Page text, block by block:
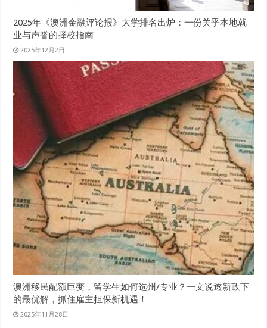
2025年《澳洲金融评论报》大学排名出炉：一份关乎本地就
业与声誉的择校指南
2025年12月2日
澳洲移民配额巨变，留学生如何选州/专业？一文说透新政下
的最优解，抓住雇主担保新机遇！
2025年11月28日